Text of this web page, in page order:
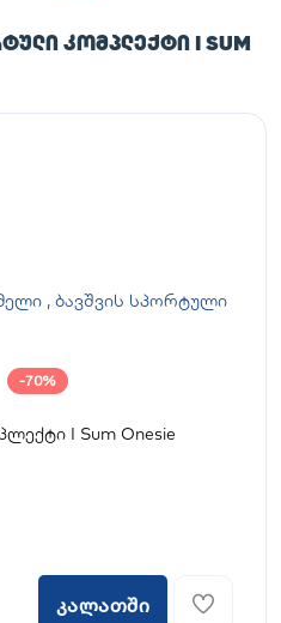
ᲙᲝᲛᲞᲚᲔᲥᲢᲘ I SUM
, ბავშვის სპორტული
-70%
I Sum Onesie
კალათში